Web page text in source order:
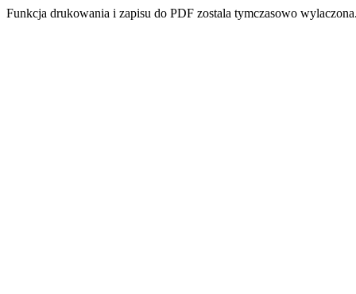
Funkcja drukowania i zapisu do PDF zostala tymczasowo